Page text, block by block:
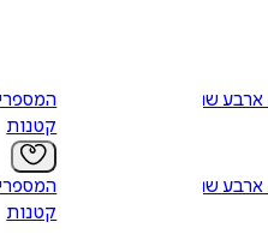
4 - ארבע שניות
4 - ארבע שניות
קטנות
קטנות